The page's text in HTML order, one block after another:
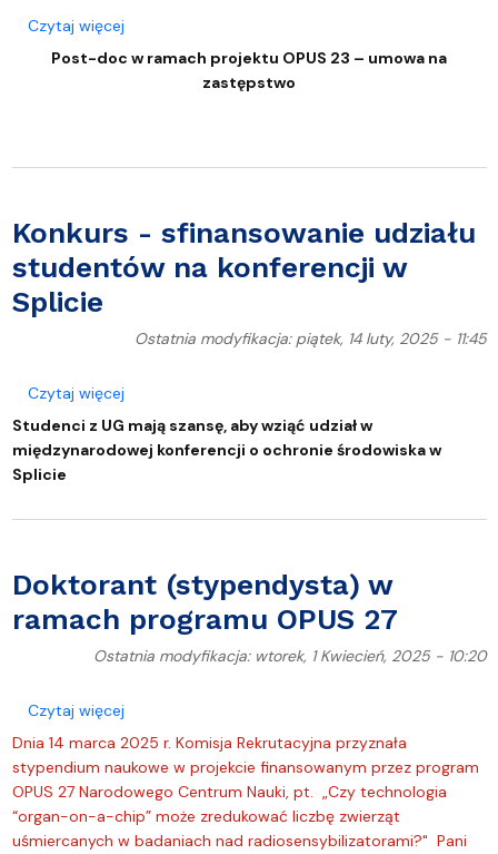
Czytaj więcejo Post-doc w ramach projektu OPUS 23 –
Post-doc w ramach projektu OPUS 23 – umowa na
zastępstwo
Konkurs - sfinansowanie udziału
studentów na konferencji w
Splicie
Ostatnia modyfikacja: piątek, 14 luty, 2025 - 11:45
Czytaj więcejo Konkurs - sfinansowanie udziału studentów na
Studenci z UG mają szansę, aby wziąć udział w
międzynarodowej konferencji o ochronie środowiska w
Splicie
Doktorant (stypendysta) w
ramach programu OPUS 27
Ostatnia modyfikacja: wtorek, 1 Kwiecień, 2025 - 10:20
Czytaj więcejo Doktorant (stypendysta) w ramach programu
Dnia 14 marca 2025 r. Komisja Rekrutacyjna przyznała
stypendium naukowe w projekcie finansowanym przez program
OPUS 27 Narodowego Centrum Nauki, pt. „Czy technologia
“organ-on-a-chip” może zredukować liczbę zwierząt
uśmiercanych w badaniach nad radiosensybilizatorami?" Pani